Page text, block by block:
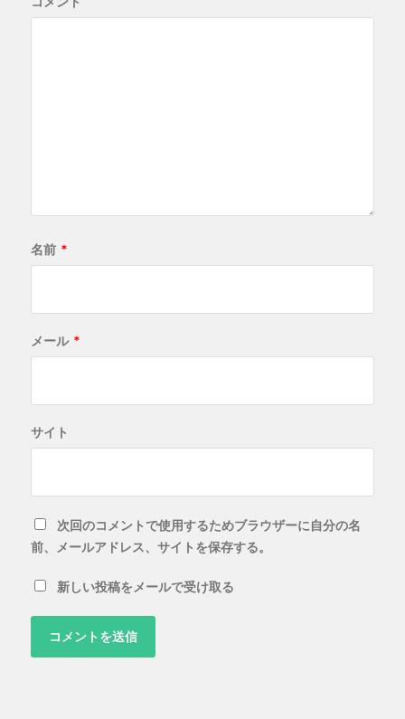
名前 *
メール *
サイト
次回のコメントで使用するためブラウザーに自分の名
前、メールアドレス、サイトを保存する。
新しい投稿をメールで受け取る